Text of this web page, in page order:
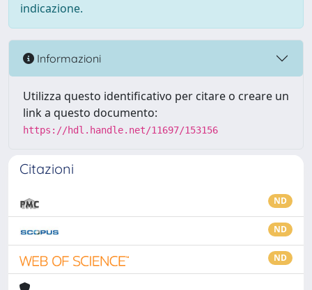
indicazione.
Informazioni
Utilizza questo identificativo per citare o creare un
link a questo documento:
https://hdl.handle.net/11697/153156
Citazioni
ND
ND
ND